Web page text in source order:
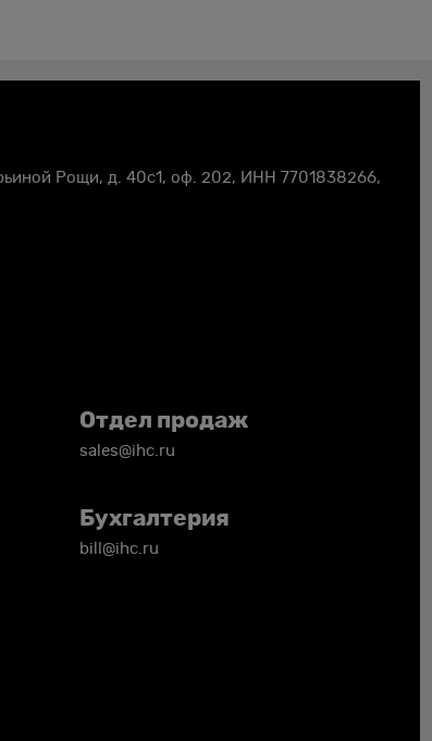
Рощи, д. 40с1, оф. 202, ИНН 7701838266,
Отдел продаж
sales@ihc.ru
Бухгалтерия
bill@ihc.ru